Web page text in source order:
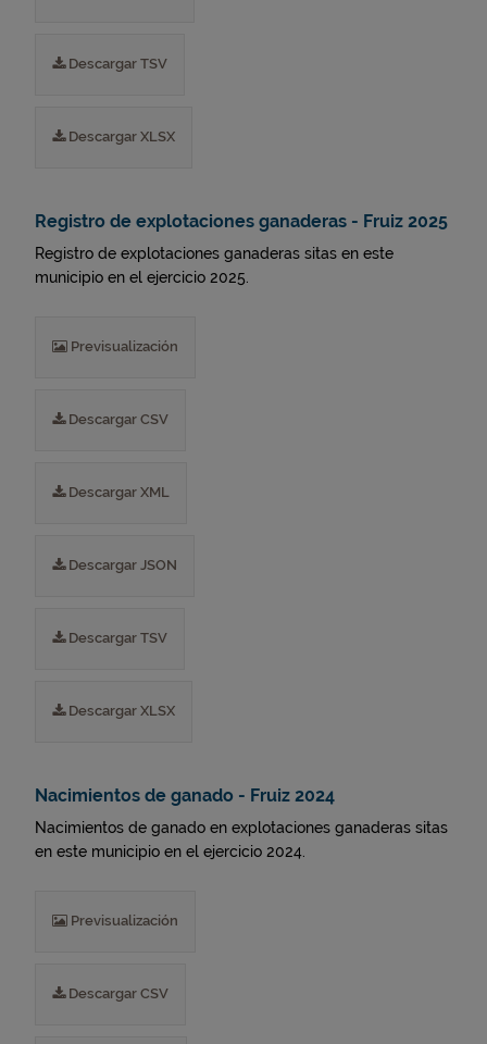
Descargar TSV
Descargar XLSX
Registro de explotaciones ganaderas - Fruiz 2025
Registro de explotaciones ganaderas sitas en este
municipio en el ejercicio 2025.
Previsualización
Descargar CSV
Descargar XML
Descargar JSON
Descargar TSV
Descargar XLSX
Nacimientos de ganado - Fruiz 2024
Nacimientos de ganado en explotaciones ganaderas sitas
en este municipio en el ejercicio 2024.
Previsualización
Descargar CSV